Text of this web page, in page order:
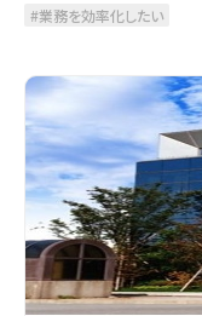
業務を効率化したい